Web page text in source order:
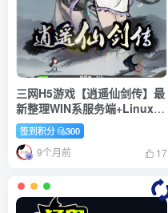
三网H5游戏【逍遥仙剑传】最
新整理WIN系服务端+Linux手
工服务端+详细搭建教程+源码
签到积分 300
9个月前 17